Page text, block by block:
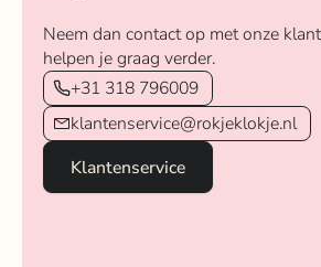
Neem dan contact op met onze
helpen je graag verder.
+31 318 796009
klantenservice@rokjeklokje.nl
Klantenservice